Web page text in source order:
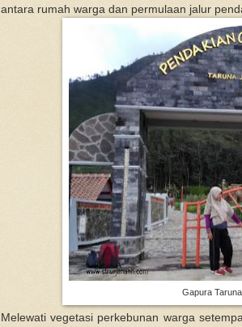
antara rumah warga dan permulaan jalur
Gapura
Melewati vegetasi perkebunan warga